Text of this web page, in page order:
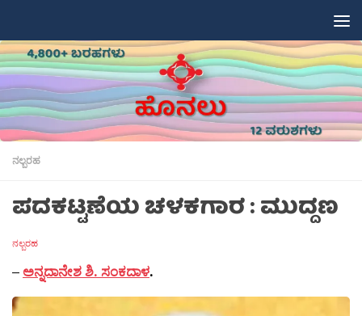
ನಲ್ಬರಹ
ಪದಕಟ್ಟಣೆಯ ಚಳಕಗಾರ : ಮುದ್ದಣ
ನಲ್ಬರಹ
– ಅನ್ನದಾನೇಶ ಶಿ. ಸಂಕದಾಳ.